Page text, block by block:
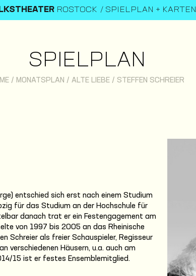
ROSTOCK SPIELPLAN + KARTEN
SPIELPLAN
/ MONATSPLAN / ALTE LIEBE/ STEFFEN SCHREIER
entschied sich erst nach einem Studium
für das Studium an der Hochschule für
danach trat er ein Festengagement am
von 1997 bis 2005 an das Rheinische
Schreier als freier Schauspieler, Regisseur
Häusern, u.a. auch am
15 ist er festes Ensemblemitglied.